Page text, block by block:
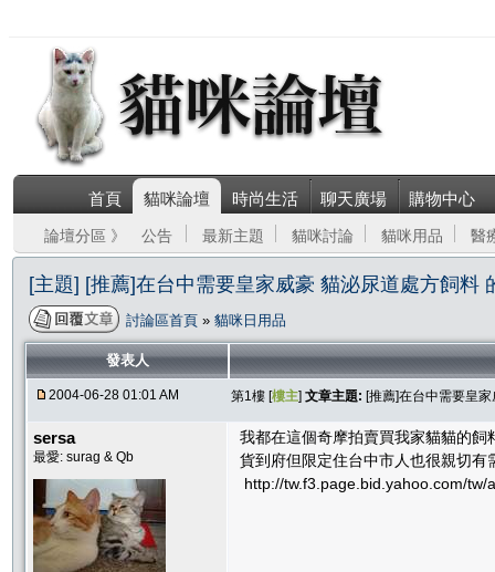
首頁 貓咪論壇 時尚生活 聊天廣場 購物中心
論壇分區 》 公告 最新主題 貓咪討論 貓咪用品 醫
[主題] [推薦]在台中需要皇家威豪 貓泌尿道處方飼料
討論區首頁 » 貓咪日用品
發表人
2004-06-28 01:01 AM 第1樓 [樓主] 文章主題: [推薦]在台中需要皇
sersa
最愛: surag & Qb
我都在這個奇摩拍賣買我家貓貓的
貨到府但限定住台中市人也很親切
http://tw.f3.page.bid.yahoo.com/tw/